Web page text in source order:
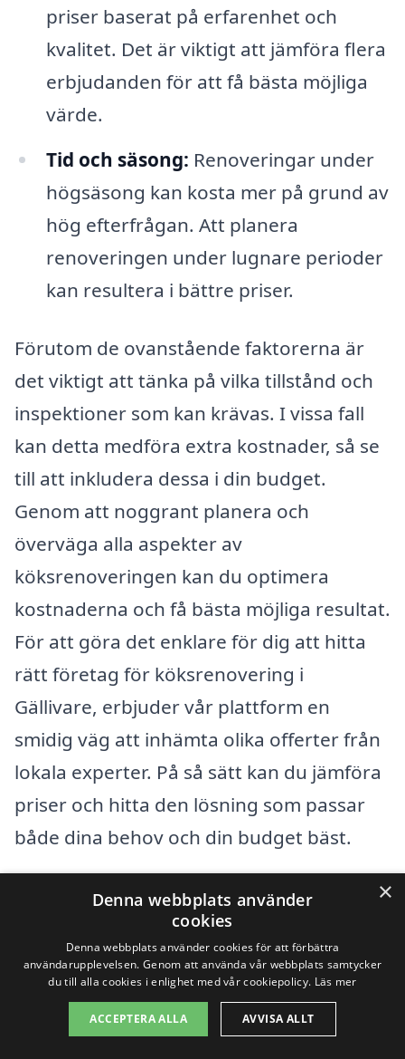
priser baserat på erfarenhet och
kvalitet. Det är viktigt att jämföra flera
erbjudanden för att få bästa möjliga
värde.
Tid och säsong: Renoveringar under
högsäsong kan kosta mer på grund av
hög efterfrågan. Att planera
renoveringen under lugnare perioder
kan resultera i bättre priser.
Förutom de ovanstående faktorerna är
det viktigt att tänka på vilka tillstånd och
inspektioner som kan krävas. I vissa fall
kan detta medföra extra kostnader, så se
till att inkludera dessa i din budget.
Genom att noggrant planera och
överväga alla aspekter av
köksrenoveringen kan du optimera
kostnaderna och få bästa möjliga resultat.
För att göra det enklare för dig att hitta
rätt företag för köksrenovering i
Gällivare, erbjuder vår plattform en
smidig väg att inhämta olika offerter från
lokala experter. På så sätt kan du jämföra
priser och hitta den lösning som passar
både dina behov och din budget bäst.
Få 3 erbjudanden, gratis och utan
Sök efter en
×
Denna webbplats använder
cookies
Denna webbplats använder cookies för att förbättra
användarupplevelsen. Genom att använda vår webbplats samtycker
du till alla cookies i enlighet med vår cookiepolicy. Läs mer
ACCEPTERA ALLA AVVISA ALLT